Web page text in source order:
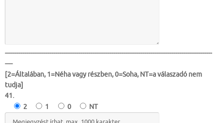
-----------------------------------------------------------------------------------------------------------
----
[2=Általában, 1=Néha vagy részben, 0=Soha, NT=a válaszadó nem
tudja]
41.
2
1 0 NT